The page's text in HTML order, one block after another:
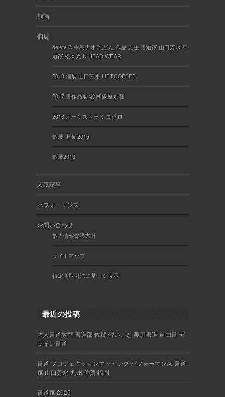
動画
個展
delete C 中島ナオ 乳がん 作品 支援 書道家 山口芳水 華
道家 松本光 N HEAD WEAR
2018 個展 山口芳水 LIFTCOFFEE
2017 書作品展 愛 和多屋別荘
2016 オーケストラ シロクロ
個展 上海 2015
個展2013
人気記事
パフォーマンス
お問い合わせ
個人情報保護方針
サイトマップ
特定商取引法に基づく表示
最近の投稿
大人書道教室 書道部 佐賀 習いごと 実用書道 自由書 デ
ザイン書道
書道 プロジェクションマッピング パフォーマンス 書道
家 山口芳水 九州 佐賀 福岡
書道家 2025